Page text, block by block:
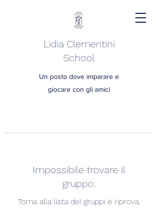
Lidia Clementini
School
Un posto dove imparare e
giocare con gli amici
Impossibile trovare il
gruppo.
Torna alla lista dei gruppi e riprova.